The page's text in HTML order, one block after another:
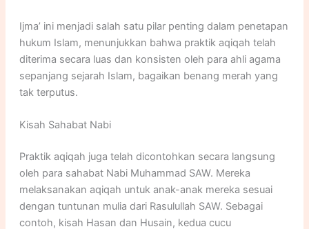
Ijma’ ini menjadi salah satu pilar penting dalam penetapan
hukum Islam, menunjukkan bahwa praktik aqiqah telah
diterima secara luas dan konsisten oleh para ahli agama
sepanjang sejarah Islam, bagaikan benang merah yang
tak terputus.
Kisah Sahabat Nabi
Praktik aqiqah juga telah dicontohkan secara langsung
oleh para sahabat Nabi Muhammad SAW. Mereka
melaksanakan aqiqah untuk anak-anak mereka sesuai
dengan tuntunan mulia dari Rasulullah SAW. Sebagai
contoh, kisah Hasan dan Husain, kedua cucu